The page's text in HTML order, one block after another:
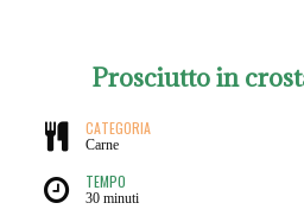
Prosciutto in
CATEGORIA
Carne
TEMPO
30 minuti